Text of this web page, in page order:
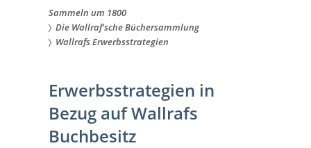
Sie
sind
Sammeln um 1800
Die Wallraf'sche Büchersammlung
Wallrafs Erwerbsstrategien
Erwerbsstrategien in
Bezug auf Wallrafs
Buchbesitz